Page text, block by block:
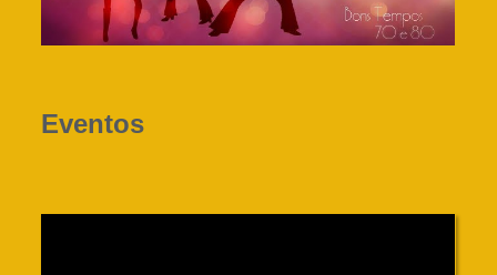
Eventos